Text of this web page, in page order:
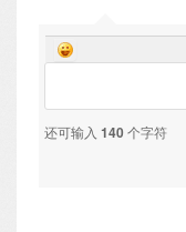
还可输入 140个字符